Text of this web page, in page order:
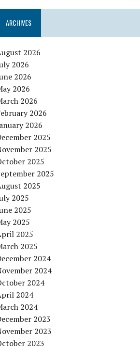
ARCHIVES
2026
2026
2026
2026
2026
2026
2026
2025
2025
2025
2025
2025
2025
2025
2025
2025
2025
2024
2024
2024
2024
2024
2023
2023
2023